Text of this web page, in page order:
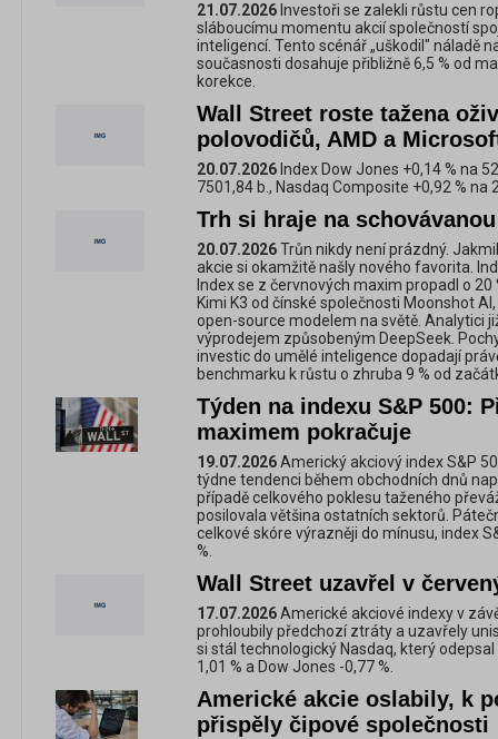
21.07.2026 Investoři se zalekli růstu cen
sláboucímu momentu akcií společností
inteligencí. Tento scénář „uškodil" náladě
současnosti dosahuje přibližně 6,5 % od
korekce.
Wall Street roste tažena
polovodičů, AMD a
20.07.2026 Index Dow Jones +0,14 % na
7501,84 b., Nasdaq Composite +0,92 % na
Trh si hraje na schovávanou
20.07.2026Trůn nikdy není prázdný.
akcie si okamžitě našly nového favorita.
Index se z červnových maxim propadl o
Kimi K3 od čínské společnosti Moonshot
open-source modelem na světě. Analytici
výprodejem způsobeným DeepSeek.
investic do umělé inteligence dopadají
benchmarku k růstu o zhruba 9 % od
Týden na indexu S&P 500:
maximem pokračuje
19.07.2026Americký akciový index S&P
týdne tendenci během obchodních dnů
případě celkového poklesu taženého
posilovala většina ostatních sektorů.
celkové skóre výrazněji do mínusu, index
%.
Wall Street uzavřel v
17.07.2026Americké akciové indexy v
prohloubily předchozí ztráty a uzavřely
si stál technologický Nasdaq, který odepsal
1,01 % a Dow Jones -0,77 %.
Americké akcie oslabily, k
přispěly čipové společnosti